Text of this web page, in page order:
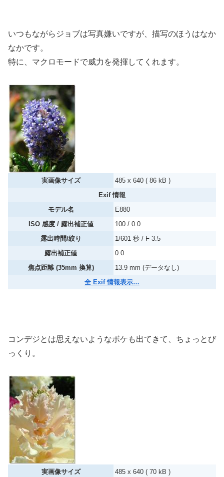
いつもながらジョブは写真嫌いですが、描写のほうはなか
なかです。
特に、マクロモードで威力を発揮してくれます。
実画像サイズ
485 x 640 ( 86 kB )
Exif 情報
モデル名
E880
ISO 感度 / 露出補正値
100 / 0.0
露出時間/絞り
1/601 秒 / F 3.5
露出補正値
0.0
焦点距離 (35mm 換算)
13.9 mm (データなし)
全 Exif 情報表示…
コンデジとは思えないようなボケも出てきて、ちょっとび
っくり。
実画像サイズ 485 x 640 ( 70 kB )